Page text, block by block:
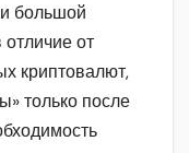
большой
от
криптовалют,
только после